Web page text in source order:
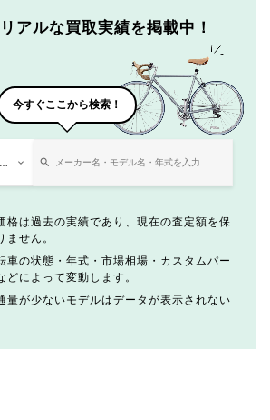
アルな買取実績を掲載中！
今すぐここから検索！
格は過去の実績であり、現在の査定額を保
ません。
車の状態・年式・市場相場・カスタムパー
どによって変動します。
量が少ないモデルはデータが表示されない